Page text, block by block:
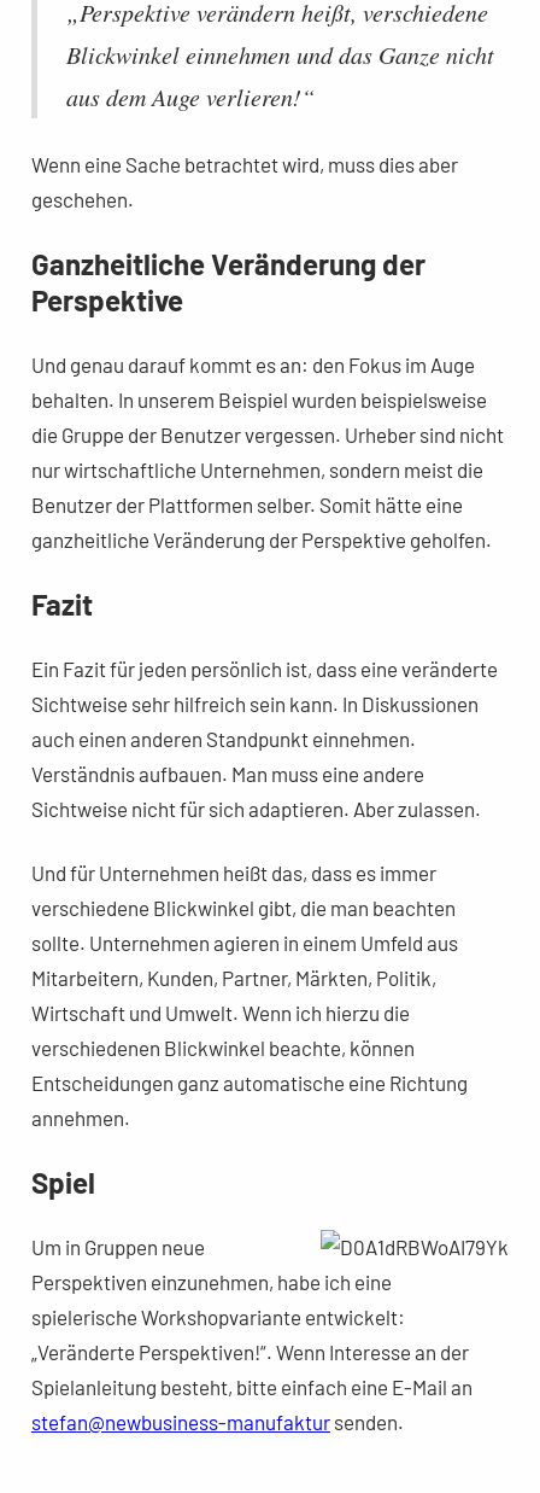
„Perspektive verändern heißt, verschiedene
Blickwinkel einnehmen und das Ganze nicht
aus dem Auge verlieren!“
Wenn eine Sache betrachtet wird, muss dies aber
geschehen.
Ganzheitliche Veränderung der
Perspektive
Und genau darauf kommt es an: den Fokus im Auge
behalten. In unserem Beispiel wurden beispielsweise
die Gruppe der Benutzer vergessen. Urheber sind nicht
nur wirtschaftliche Unternehmen, sondern meist die
Benutzer der Plattformen selber. Somit hätte eine
ganzheitliche Veränderung der Perspektive geholfen.
Fazit
Ein Fazit für jeden persönlich ist, dass eine veränderte
Sichtweise sehr hilfreich sein kann. In Diskussionen
auch einen anderen Standpunkt einnehmen.
Verständnis aufbauen. Man muss eine andere
Sichtweise nicht für sich adaptieren. Aber zulassen.
Und für Unternehmen heißt das, dass es immer
verschiedene Blickwinkel gibt, die man beachten
sollte. Unternehmen agieren in einem Umfeld aus
Mitarbeitern, Kunden, Partner, Märkten, Politik,
Wirtschaft und Umwelt. Wenn ich hierzu die
verschiedenen Blickwinkel beachte, können
Entscheidungen ganz automatische eine Richtung
annehmen.
Spiel
Um in Gruppen neue
Perspektiven einzunehmen, habe ich eine
spielerische Workshopvariante entwickelt:
„Veränderte Perspektiven!“. Wenn Interesse an der
Spielanleitung besteht, bitte einfach eine E-Mail an
stefan@newbusiness-manufaktursenden.